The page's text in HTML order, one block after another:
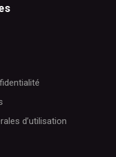
d’utilisation